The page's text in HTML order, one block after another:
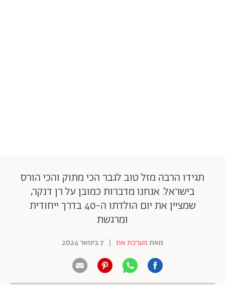
תגידו הרבה מזל טוב לגבר הכי מתוק והכי הורס
בישראל. אנחנו מדברות כמובן על רן דנקר,
שמציין את יום הולדתו ה-40 בדרך ייחודית
ומרגשת
מאתמערכת את | 7 בינואר 2024